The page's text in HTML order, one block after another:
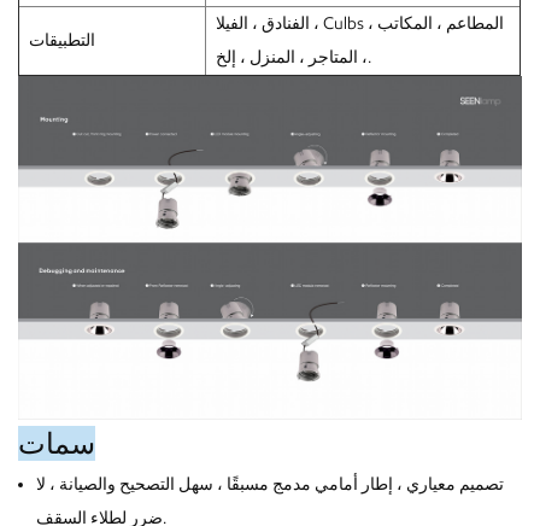
التطبيقات
الفنادق ، الفيلا ، Culbs ، المطاعم ، المكاتب
، المتاجر ، المنزل ، إلخ.
سمات
تصميم معياري ، إطار أمامي مدمج مسبقًا ، سهل التصحيح والصيانة ، لا
ضرر لطلاء السقف.